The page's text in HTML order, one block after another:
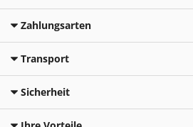
Zahlungsarten
Transport
Sicherheit